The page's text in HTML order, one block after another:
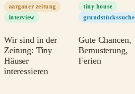
aargauer zeitung
interview
Wir sind in der
Zeitung: Tiny
Häuser
interessieren
tiny house
grundstückssuche
Gute Chancen,
Bemusterung,
Ferien